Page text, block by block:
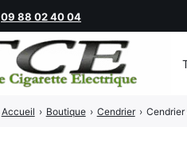
Accueil › Boutique › Cendrier › Cendrier
09 88 02 40 04
: